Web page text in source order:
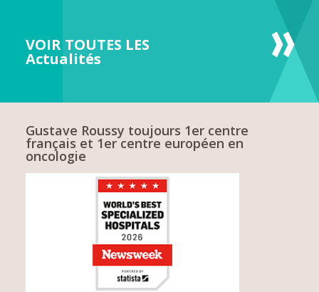
VOIR TOUTES LES
Actualités
Gustave Roussy toujours 1er centre
français et 1er centre européen en
oncologie